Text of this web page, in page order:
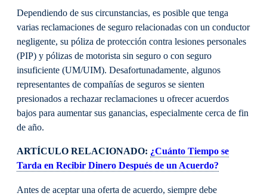
Dependiendo de sus circunstancias, es posible que tenga
varias reclamaciones de seguro relacionadas con un conductor
negligente, su póliza de protección contra lesiones personales
(PIP) y pólizas de motorista sin seguro o con seguro
insuficiente (UM/UIM). Desafortunadamente, algunos
representantes de compañías de seguros se sienten
presionados a rechazar reclamaciones u ofrecer acuerdos
bajos para aumentar sus ganancias, especialmente cerca de fin
de año.
ARTÍCULO RELACIONADO: ¿Cuánto Tiempo se
Tarda en Recibir Dinero Después de un Acuerdo?
Antes de aceptar una oferta de acuerdo, siempre debe